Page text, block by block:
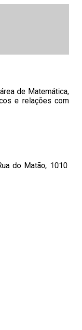
de Matemática,
e relações com
do Matão, 1010